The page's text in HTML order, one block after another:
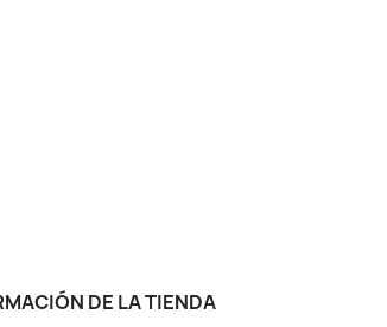
DE LA TIENDA